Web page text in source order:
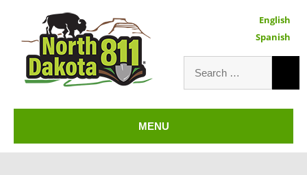
English
Spanish
for:
MENU